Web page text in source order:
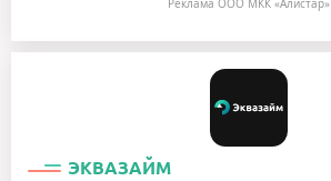
Реклама ООО МКК «Алистар»
ЭКВАЗАЙМ